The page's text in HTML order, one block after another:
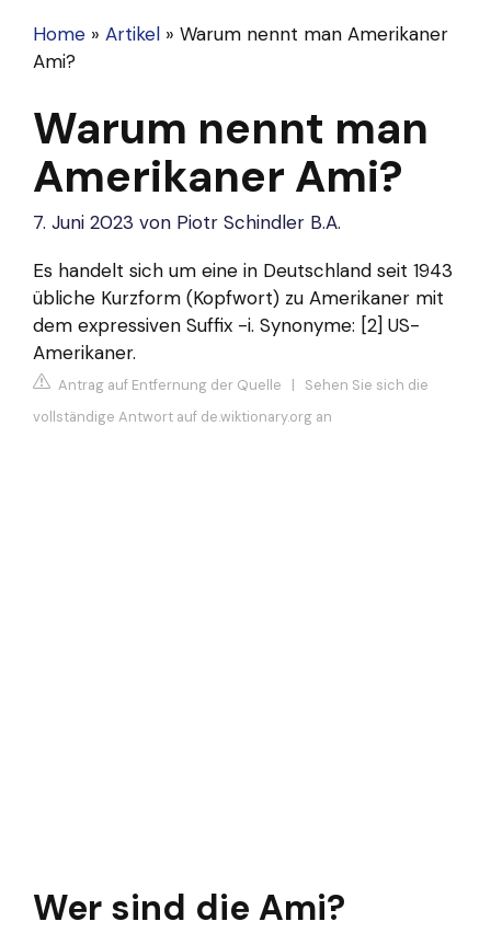
Home » Artikel » Warum nennt man Amerikaner
Ami?
Warum nennt man
Amerikaner Ami?
7. Juni 2023 von Piotr Schindler B.A.
Es handelt sich um eine in Deutschland seit 1943
übliche Kurzform (Kopfwort) zu Amerikaner mit
dem expressiven Suffix -i. Synonyme: [2] US-
Amerikaner.
Antrag auf Entfernung der Quelle | Sehen Sie sich die
vollständige Antwort auf de.wiktionary.org an
Wer sind die Ami?